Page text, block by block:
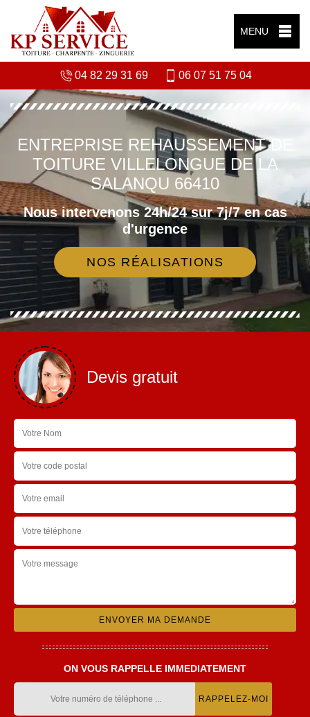
MENU
04 82 29 31 69 06 07 51 75 04
ENTREPRISE REHAUSSEMENT DE
TOITURE VILLELONGUE DE LA
SALANQU 66410
Nous intervenons 24h/24 sur 7j/7 en cas
d'urgence
NOS RÉALISATIONS
Devis gratuit
ON VOUS RAPPELLE IMMEDIATEMENT